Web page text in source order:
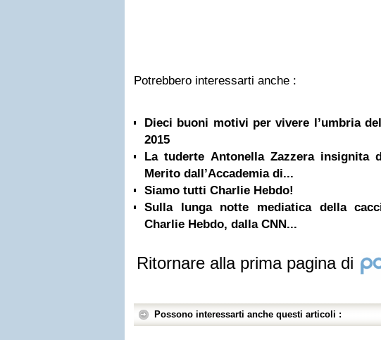
Potrebbero interessarti anche :
Dieci buoni motivi per vivere l’umbria
2015
La tuderte Antonella Zazzera insignita
Merito dall’Accademia di...
Siamo tutti Charlie Hebdo!
Sulla lunga notte mediatica della
Charlie Hebdo, dalla CNN...
Ritornare alla prima pagina di
Possono interessarti anche questi articoli :